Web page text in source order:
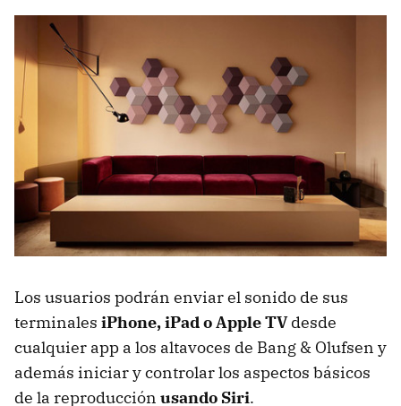
Los usuarios podrán enviar el sonido de sus
terminales iPhone, iPad o Apple TVdesde
cualquier app a los altavoces de Bang & Olufsen y
además iniciar y controlar los aspectos básicos
de la reproducción usando Siri.